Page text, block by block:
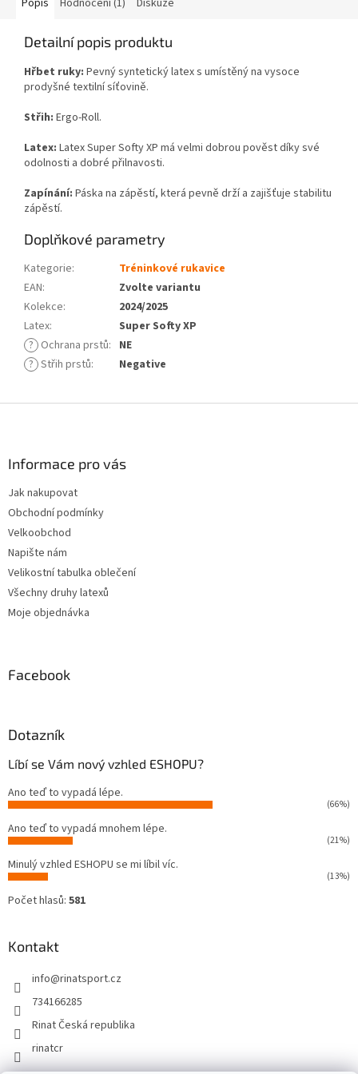
Popis Hodnocení (1) Diskuze
Detailní popis produktu
Hřbet ruky: Pevný syntetický latex s umístěný na vysoce
prodyšné textilní síťovině.
Střih: Ergo-Roll.
Latex: Latex Super Softy XP má velmi dobrou pověst díky své
odolnosti a dobré přilnavosti.
Zapínání: Páska na zápěstí, která pevně drží a zajišťuje stabilitu
zápěstí.
Doplňkové parametry
Kategorie:
Tréninkové rukavice
EAN:
Zvolte variantu
Kolekce:
2024/2025
Latex:
Super Softy XP
? Ochrana prstů: NE
? Střih prstů: Negative
Informace pro vás
Jak nakupovat
Obchodní podmínky
Velkoobchod
Napište nám
Velikostní tabulka oblečení
Všechny druhy latexů
Moje objednávka
Facebook
Dotazník
Líbí se Vám nový vzhled ESHOPU?
Ano teď to vypadá lépe.
(66%)
Ano teď to vypadá mnohem lépe.
(21%)
Minulý vzhled ESHOPU se mi líbil víc.
(13%)
Počet hlasů: 581
Kontakt
info@rinatsport.cz
734166285
Rinat Česká republika
rinatcr